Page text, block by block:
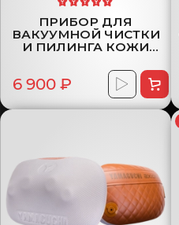
ПРИБОР ДЛЯ
ВАКУУМНОЙ ЧИСТКИ
И ПИЛИНГА КОЖИ
6 900 ₽